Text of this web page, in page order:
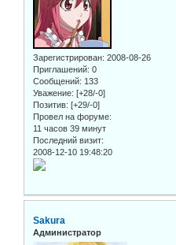
Зарегистрирован: 2008-08-26
Приглашений: 0
Сообщений: 133
Уважение: [+28/-0]
Позитив: [+29/-0]
Провел на форуме:
11 часов 39 минут
Последний визит:
2008-12-10 19:48:20
Sakura
Администратор